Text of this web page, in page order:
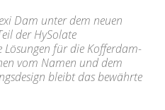
Dam unter dem neuen
der HySolate
für die Kofferdam-
vom Namen und dem
bleibt das bewährte